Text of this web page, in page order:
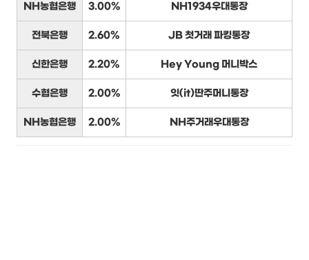
NH농협은행 3.00% NH1934우대통장
전북은행 2.60% JB 첫거래 파킹통장
신한은행 2.20% Hey Young 머니박스
수협은행 2.00% 잇(it)딴주머니통장
NH농협은행 2.00% NH주거래우대통장